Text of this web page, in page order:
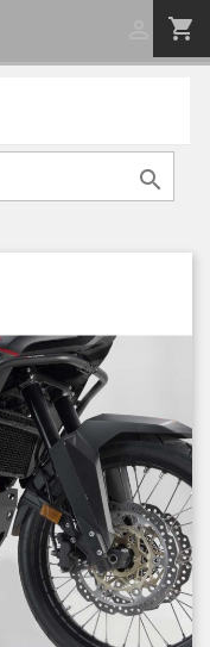
shopping_cart
